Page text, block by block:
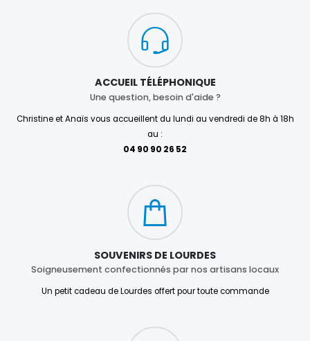
ACCUEIL TÉLÉPHONIQUE
Une question, besoin d'aide ?
Christine et Anaïs vous accueillent du lundi au vendredi de 8h à 18h
au :
04 90 90 26 52
SOUVENIRS DE LOURDES
Soigneusement confectionnés par nos artisans locaux
Un petit cadeau de Lourdes offert pour toute commande